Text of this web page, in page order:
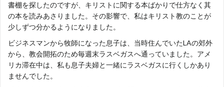
書棚を探したのですが、キリストに関する本ばかりで仕方なく其
の本を読みあさりました。その影響で、私はキリスト教のことが
少しずつ分かるようになりました。
ビジネスマンから牧師になった息子は、当時住んでいたLAの郊外
から、教会開拓のため毎週末ラスベガスへ通っていました。アメ
リカ滞在中は、私も息子夫婦と一緒にラスベガスに行くしかあり
ませんでした。